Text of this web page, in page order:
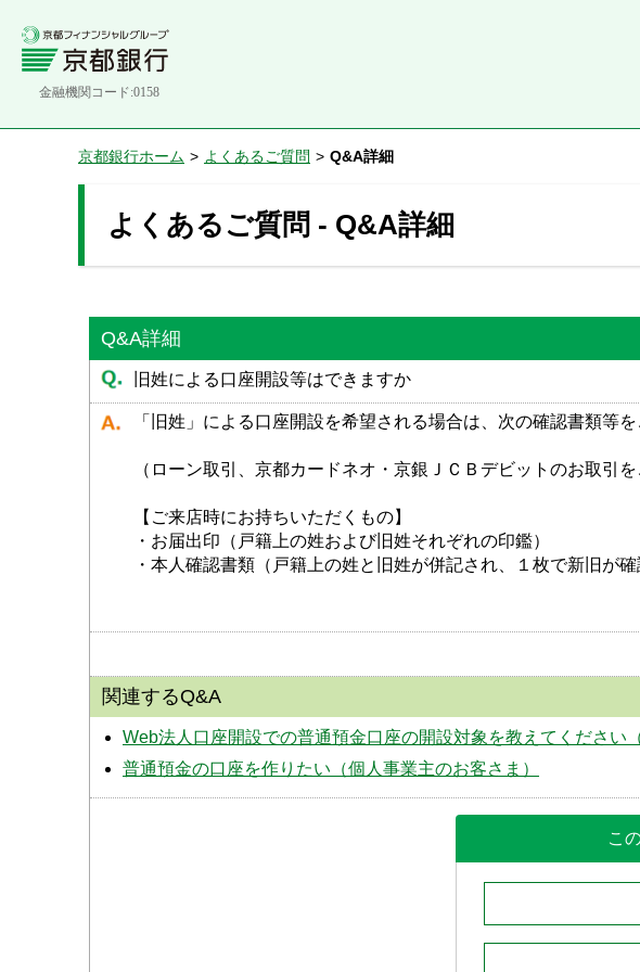
金融機関コード:0158
京都銀行ホーム > よくあるご質問 > Q&A詳細
よくあるご質問 - Q&A詳細
Q&A詳細
旧姓による口座開設等はできますか
「旧姓」による口座開設を希望される場合は、次の確認書類等
（ローン取引、京都カードネオ・京銀ＪＣＢデビットのお取引
【ご来店時にお持ちいただくもの】
・お届出印（戸籍上の姓および旧姓それぞれの印鑑）
・本人確認書類（戸籍上の姓と旧姓が併記され、１枚で新旧が
関連するQ&A
Web法人口座開設での普通預金口座の開設対象を教えてください
普通預金の口座を作りたい（個人事業主のお客さま）
こ